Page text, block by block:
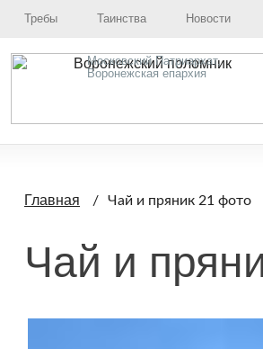
Требы Таинства Новости
Московский Патриархат,
Воронежская епархия
Главная Чай и пряник 21 фото
Чай и